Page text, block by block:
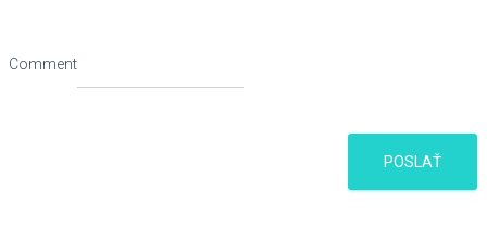
Comment
POSLAŤ